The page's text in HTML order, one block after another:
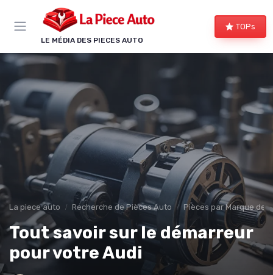
LE MÉDIA DES PIECES AUTO
TOPs
La piece auto Recherche de Pièces Auto Pièces par Marque de
Tout savoir sur le démarreur
pour votre Audi
Panneau de gestion des cookies